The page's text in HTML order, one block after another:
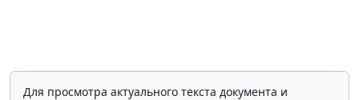
Для просмотра актуального текста документа и